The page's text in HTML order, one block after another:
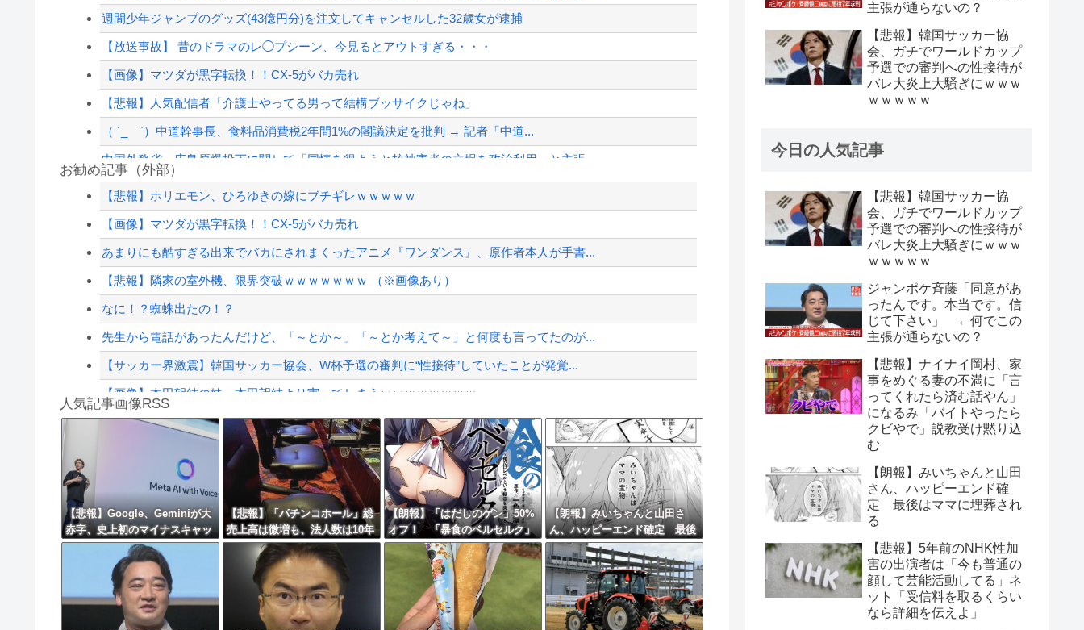
週間少年ジャンプのグッズ(43億円分)を注文してキャンセルした32歳女が逮捕
【放送事故】 昔のドラマのレ◯プシーン、今見るとアウトすぎる・・・
【画像】マツダが黒字転換！！CX-5がバカ売れ
【悲報】人気配信者「介護士やってる男って結構ブッサイクじゃね」
（ ´_ゝ`）中道幹事長、食料品消費税2年間1%の閣議決定を批判 → 記者「中道...
中国外務省、広島原爆投下に関して「同情を得ようと核被害者の立場を政治利用」と主張...
被災地・熊本、泥酔者の通報が止まらず県警が異例のお願い
【ハンターハンター】同じ部屋に1時間閉じ込められるなら？
【速報】影山優佳（25）、『爆弾発言』キタァアアアアアーーーーー！！
被災地・熊本、泥酔者の通報が止まらず県警が異例のお願い
【配信者】「金バエ」のSNS更新が1週間途絶え、様々な憶測が飛び交う。1週間ぶり...
【緊急速報】NYで警官が黒人男性の首を絞め、暴動第二波不可避へ
Powered by livedoor 相互RSS
お勧め記事（外部）
【悲報】ホリエモン、ひろゆきの嫁にブチギレｗｗｗｗｗ
【画像】マツダが黒字転換！！CX-5がバカ売れ
あまりにも酷すぎる出来でバカにされまくったアニメ『ワンダンス』、原作者本人が手書...
【悲報】隣家の室外機、限界突破ｗｗｗｗｗｗｗ （※画像あり）
なに！？蜘蛛出たの！？
先生から電話があったんだけど、「～とか～」「～とか考えて～」と何度も言ってたのが...
【サッカー界激震】韓国サッカー協会、W杯予選の審判に“性接待”していたことが発覚...
【画像】本田望結の妹、本田望結より実ってしまうｗｗｗｗｗｗｗｗ
【動画】ロシアの空挺兵、パラシュートが開かずに墜落してしまう。
白石「あ、あきら様……？」あきら「……白石」
8/4のニュース
日本旅行キャンセルすべきか…1万年ぶり史上最大級の火山の兆し＝韓国の反応
更新中止のお知らせ
海外「おめでとうタキ！」リヴァプール南野がバースデーゴール！！
人気記事画像RSS
【悲報】Google、Geminiが大
赤字、史上初のマイナスキャッ
シュフローに陥る・・・
【悲報】「パチンコホール」総
売上高は微増も、法人数は10年
間で半減 黒字企業割合は5年
ぶりに7割超え
【朗報】「はだしのゲン」50%
オフ！ 「暴食のベルセルク」
14巻無料ｗｗｗｗｗｗ
【朗報】みいちゃんと山田さ
ん、ハッピーエンド確定 最後
はママに埋葬される
主張が通らないの？
【悲報】韓国サッカー協
会、ガチでワールドカップ
予選での審判への性接待が
バレ大炎上大騒ぎにｗｗｗ
ｗｗｗｗｗ
今日の人気記事
【悲報】韓国サッカー協
会、ガチでワールドカップ
予選での審判への性接待が
バレ大炎上大騒ぎにｗｗｗ
ｗｗｗｗｗ
ジャンポケ斉藤「同意があ
ったんです。本当です。信
じて下さい」 ←何でこの
主張が通らないの？
【悲報】ナイナイ岡村、家
事をめぐる妻の不満に「言
ってくれたら済む話やん」
になるみ「バイトやったら
クビやで」説教受け黙り込
む
【朗報】みいちゃんと山田
さん、ハッピーエンド確
定 最後はママに埋葬され
る
【悲報】5年前のNHK性加
害の出演者は「今も普通の
顔して芸能活動してる」ネ
ット「受信料を取るくらい
なら詳細を伝えよ」